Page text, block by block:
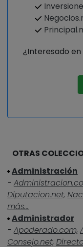
¿Interesado
OTRAS
Administración
-
Diputacion.net,
más...
Administrador
- Apoderado.com,
Consejo.net,